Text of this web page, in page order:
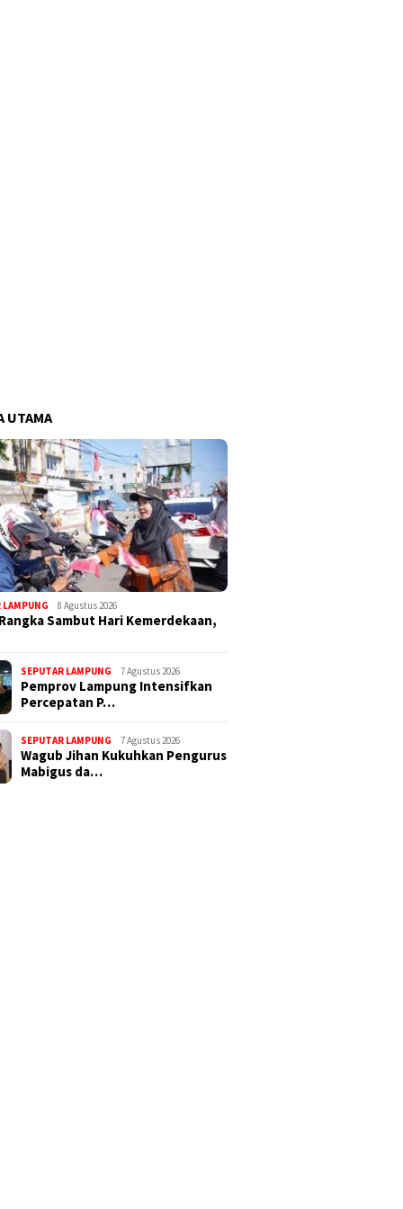
UTAMA
LAMPUNG 8 Agustus 2026
Sambut Hari Kemerdekaan,
SEPUTAR LAMPUNG 7 Agustus 2026
Pemprov Lampung Intensifkan
Percepatan P…
SEPUTAR LAMPUNG 7 Agustus 2026
Wagub Jihan Kukuhkan Pengurus
Mabigus da…